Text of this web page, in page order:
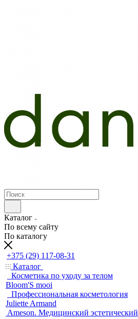
Каталог
По всему сайту
По каталогу
+375 (29) 117-08-31
Каталог
Косметика по уходу за телом
Bloom'S mooi
Профессиональная косметология
Juliette Armand
Ameson. Медицинский эстетический